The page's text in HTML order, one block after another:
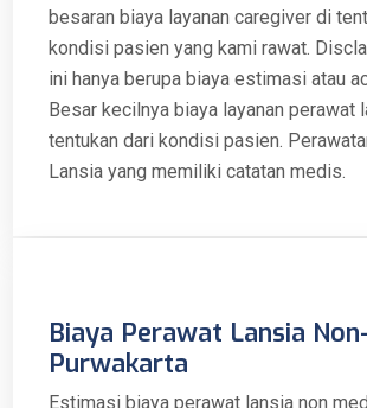
besaran biaya layanan caregiver di
kondisi pasien yang kami rawat.
ini hanya berupa biaya estimasi atau
Besar kecilnya biaya layanan perawat
tentukan dari kondisi pasien.
Lansia yang memiliki catatan medis.
Biaya Perawat Lansia
Purwakarta
Estimasi biaya perawat lansia non